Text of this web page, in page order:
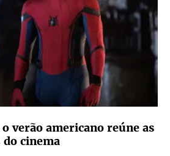
verão americano reúne as
cinema